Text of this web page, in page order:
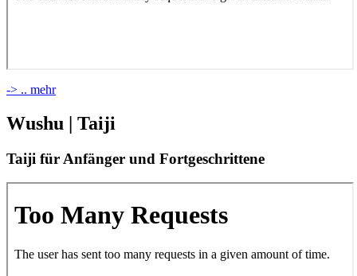
-> .. mehr
Wushu | Taiji
Taiji für Anfänger und Fortgeschrittene